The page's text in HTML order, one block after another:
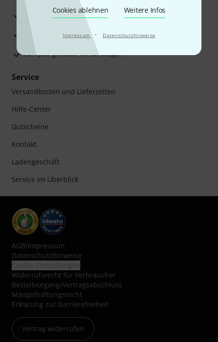
Cookies ablehnen Weitere Infos
Impressum · Datenschutzhinweise
Beratung durch Fachexperten
Zufriedenheitsgarantie
Europas größtes Versandlager
Service
Versandkosten und Lieferzeiten
Hilfe-Center
Gutscheine
Kontakt
Ladengeschäft
Service im Überblick
AGB/Impressum
Datenschutzhinweise
Widerrufsrecht für Verbraucher
Bestellvorgang/Vertragsabschluss
Mängelhaftungsrecht
Erklärung zur Barrierefreiheit
Vertrag widerrufen